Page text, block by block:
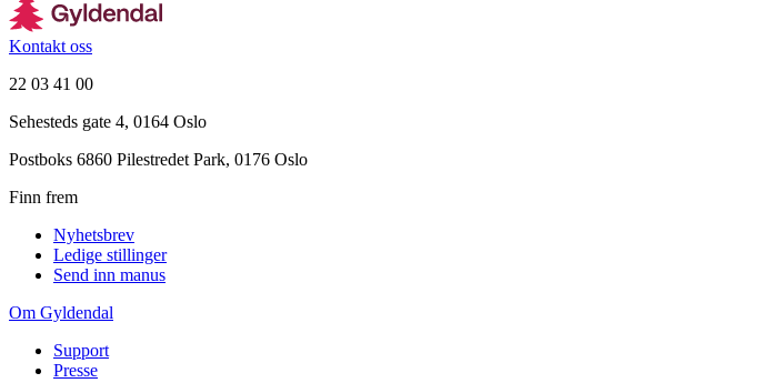
Kontakt oss
22 03 41 00
Sehesteds gate 4, 0164 Oslo
Postboks 6860 Pilestredet Park, 0176 Oslo
Finn frem
Nyhetsbrev
Ledige stillinger
Send inn manus
Om Gyldendal
Support
Presse